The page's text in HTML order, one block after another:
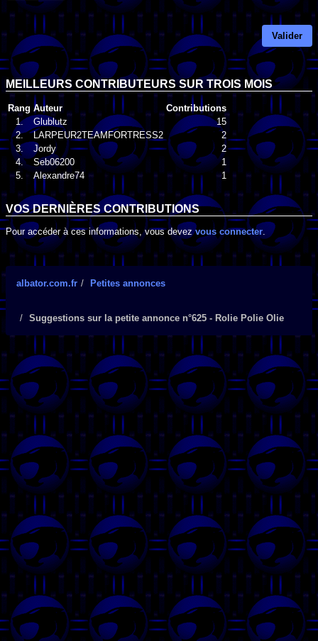
Valider
MEILLEURS CONTRIBUTEURS SUR TROIS MOIS
Rang Auteur
Contributions
1.
Glublutz
15
2.
LARPEUR2TEAMFORTRESS2
2
3.
Jordy
2
4.
Seb06200
1
5.
Alexandre74 1
VOS DERNIÈRES CONTRIBUTIONS
Pour accéder à ces informations, vous devezvous connecter
albator.com.fr Petites annonces
Suggestions sur la petite annonce n°625 - Rolie Polie Olie